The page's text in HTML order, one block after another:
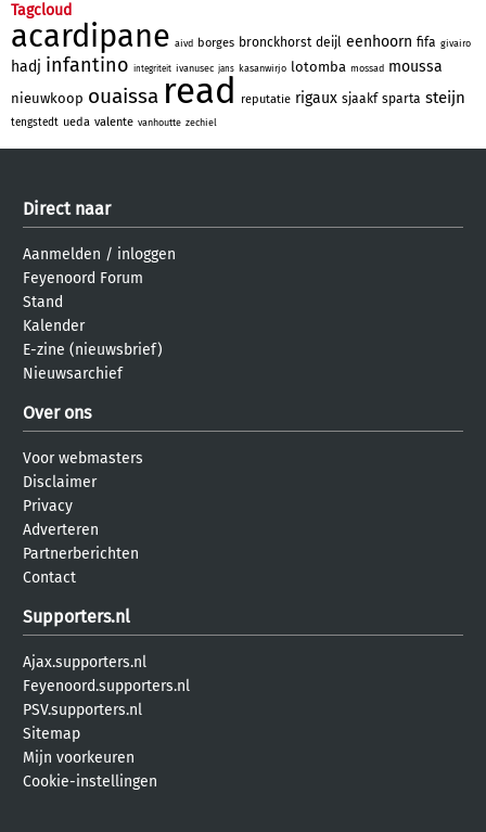
Tagcloud
acardipane aivd borges bronckhorst deijl eenhoorn fifa givairo
hadj infantino integriteit ivanusec jans kasanwirjo lotomba mossad moussa
nieuwkoop ouaissa read reputatie rigaux sjaakf sparta steijn
tengstedt ueda valente vanhoutte zechiel
Direct naar
Aanmelden / inloggen
Feyenoord Forum
Stand
Kalender
E-zine (nieuwsbrief)
Nieuwsarchief
Over ons
Voor webmasters
Disclaimer
Privacy
Adverteren
Partnerberichten
Contact
Supporters.nl
Ajax.supporters.nl
Feyenoord.supporters.nl
PSV.supporters.nl
Sitemap
Mijn voorkeuren
Cookie-instellingen